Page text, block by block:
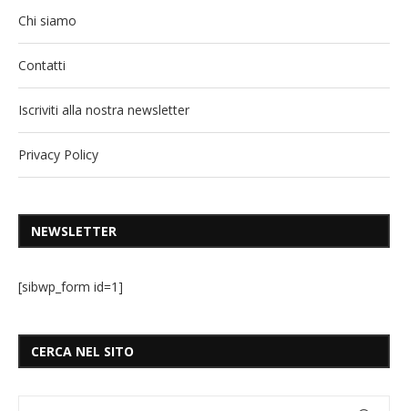
Chi siamo
Contatti
Iscriviti alla nostra newsletter
Privacy Policy
NEWSLETTER
[sibwp_form id=1]
CERCA NEL SITO